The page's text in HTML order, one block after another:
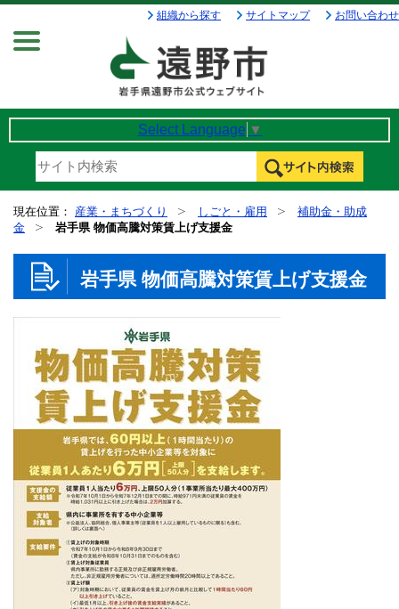
組織から探す サイトマップ お問い合わせ
Select Language ▼
現在位置： 産業・まちづくり しごと・雇用
補助金・助成
金
岩手県 物価高騰対策賃上げ支援金
岩手県 物価高騰対策賃上げ支援金